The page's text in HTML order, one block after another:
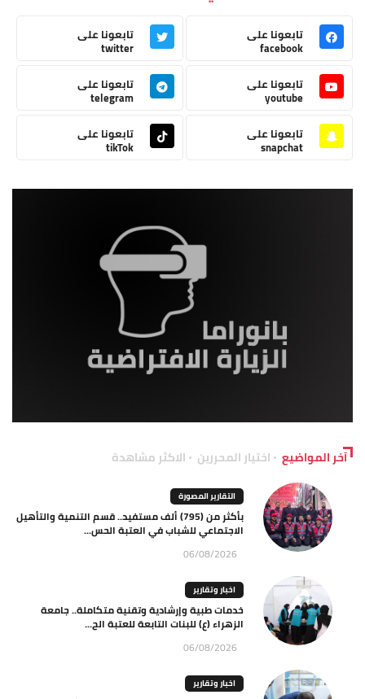
تابعونا على
facebook
تابعونا على
twitter
تابعونا على
youtube
تابعونا على
telegram
تابعونا على
snapchat
تابعونا على
tikTok
آخر المواضيع اختيار المحررين الاكثر مشاهدة
التقارير المصورة
بأكثر من (795) ألف مستفيد.. قسم التنمية والتأهيل
الاجتماعي للشباب في العتبة الحس...
06/08/2026
اخبار وتقارير
خدمات طبية وإرشادية وتقنية متكاملة.. جامعة
الزهراء (ع) للبنات التابعة للعتبة الح...
06/08/2026
اخبار وتقارير